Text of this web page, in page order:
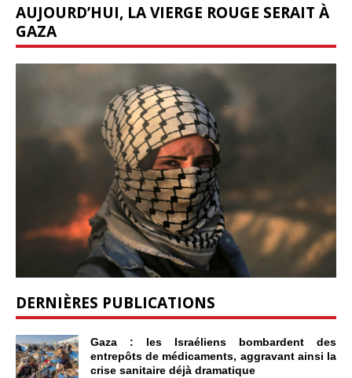
AUJOURD’HUI, LA VIERGE ROUGE SERAIT À
GAZA
DERNIÈRES PUBLICATIONS
Gaza : les Israéliens bombardent des
entrepôts de médicaments, aggravant ainsi la
crise sanitaire déjà dramatique